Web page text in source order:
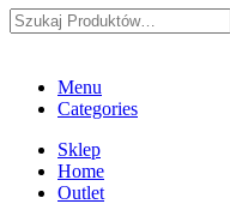
Menu
Categories
Sklep
Home
Outlet